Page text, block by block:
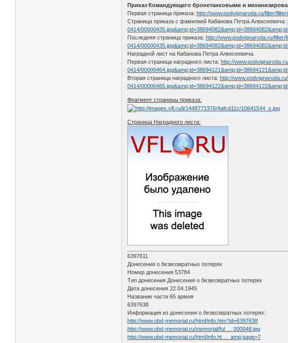
Приказ Командующего бронетанковыми и
Первая страница приказа:http://www.podvignaroda.ru/filter/
Страница приказа с фамилией Кабанова Петра Алексеевича:
0414/
Последняя страница приказа:http://www.podvignaroda.ru/filter/
0414/
Наградной лист на Кабанова Петра Алексеевича.
Первая страница наградного листа:http://
0414/
Вторая страница наградного листа:http://
0414/
Фрагмент страницы приказа:
Страница Наградного листа:
6397611
Донесения о безвозвратных потерях
Номер донесения 53784
Тип донесения Донесения о безвозвратных потерях
Дата донесения 22.04.1945
Название части 65 армия
6397638
Информация из донесения о безвозвратных потерях:
http://www.obd-memorial.ru/html/info.htm?id=6397638
http://www.obd-memorial.ru/memorial/ful … 000048.jpg
http://www.obd-memorial.ru/html/info.ht … amp;page=7